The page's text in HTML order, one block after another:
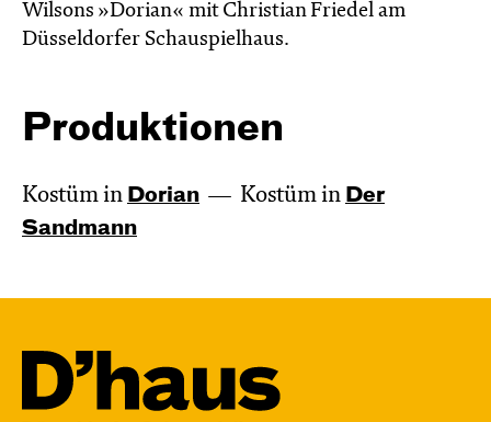
Wilsons »Dorian« mit Christian Friedel am
Düsseldorfer Schauspielhaus.
Produktionen
Kostüm in Dorian Kostüm in Der
Sandmann